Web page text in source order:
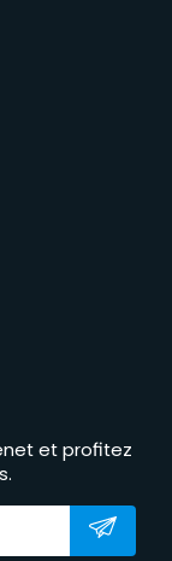
et profitez